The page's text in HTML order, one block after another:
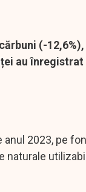
(-
au
2023, pe
naturale